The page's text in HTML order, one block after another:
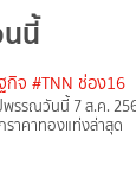
นี้
กิจ #TNN ช่อง16
รรณวันนี้ 7 ส.ค.
ราคาทองแท่งล่าสุด